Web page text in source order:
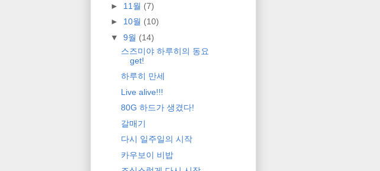
► 11월 (7)
► 10월 (10)
▼ 9월 (14)
스즈미야 하루히의 동요
get!
하루히 만세
Live alive!!!
80G 하드가 생겼다!
갈매기
다시 일주일의 시작
카우보이 비밥